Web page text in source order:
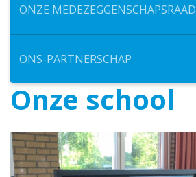
ONZE MEDEZEGGENSCHAPSRAAD
ONS-PARTNERSCHAP
Onze school